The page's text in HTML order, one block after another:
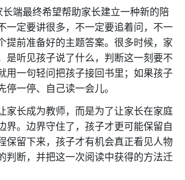
长端最终希望帮助家长建立一种新的陪
一定要讲很多，不一定要追着问，不一
提前准备好的主题答案。很多时候，家
是听见孩子说了什么，判断这一刻要不
用一句轻问把孩子接回书里；如果孩子
停一停、自己读一会儿。
家长成为教师，而是为了让家长在家庭
界。边界守住了，孩子才更可能保留自
保留下来，孩子才有机会真正看见人物
判断，并把这一次阅读中获得的方法迁